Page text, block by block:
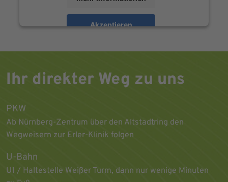
Akzeptieren
Platform
Ihr direkter Weg zu uns
PKW
Ab Nürnberg-Zentrum über den Altstadtring den
Wegweisern zur Erler-Klinik folgen
U-Bahn
U1 / Haltestelle Weißer Turm, dann nur wenige Minuten